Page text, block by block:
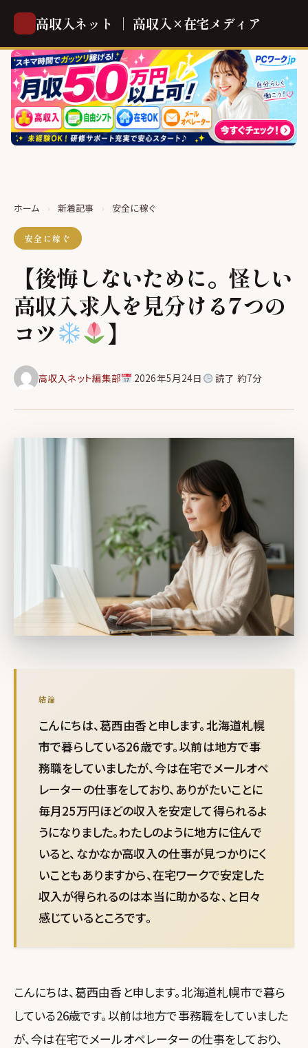
高収入ネット ｜ 高収入×在宅メディア
ホーム › 新着記事 › 安全に稼ぐ
安全に稼ぐ
【後悔しないために。怪しい
高収入求人を見分ける7つの
コツ
】
高収入ネット編集部 2026年5月24日 読了 約7分
結論
こんにちは、葛西由香と申します。北海道札幌
市で暮らしている26歳です。以前は地方で事
務職をしていましたが、今は在宅でメールオペ
レーターの仕事をしており、ありがたいことに
毎月25万円ほどの収入を安定して得られるよ
うになりました。わたしのように地方に住んで
いると、なかなか高収入の仕事が見つかりにく
いこともありますから、在宅ワークで安定した
収入が得られるのは本当に助かるな、と日々
感じているところです。
こんにちは、葛西由香と申します。北海道札幌市で暮ら
している26歳です。以前は地方で事務職をしていました
が、今は在宅でメールオペレーターの仕事をしており、